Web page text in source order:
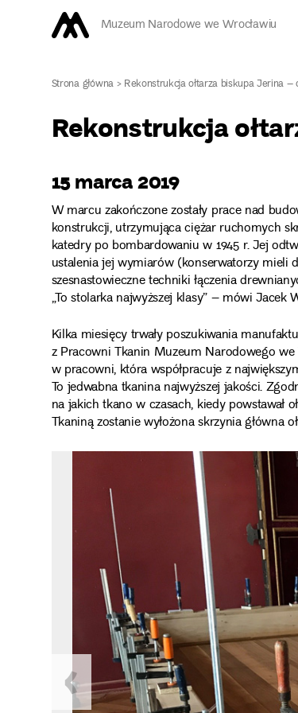
Muzeum Narodowe we Wrocławiu
Strona główna>Rekonstrukcja ołtarza biskupa Jerina
Rekonstrukcja
15 marca 2019
W marcu zakończone zostały prace nad
konstrukcji, utrzymująca ciężar ruchomych
katedry po bombardowaniu w 1945 r. Jej
ustalenia jej wymiarów (konserwatorzy mieli
szesnastowieczne techniki łączenia
„To stolarka najwyższej klasy” – mówi Jacek
Kilka miesięcy trwały poszukiwania
z Pracowni Tkanin Muzeum Narodowego
w pracowni, która współpracuje z
To jedwabna tkanina najwyższej jakości.
na jakich tkano w czasach, kiedy powstawał
Tkaniną zostanie wyłożona skrzynia główna